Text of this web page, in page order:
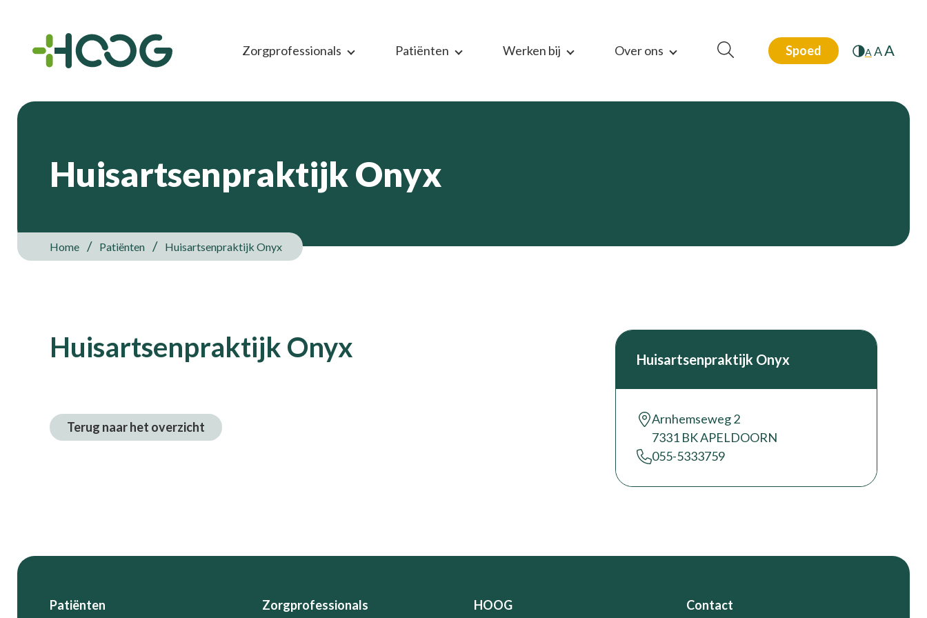
Zorgprofessionals Patiënten Werken bij Over ons Spoed A AA
Huisartsenpraktijk Onyx
Home Patiënten Huisartsenpraktijk Onyx
Huisartsenpraktijk Onyx
Terug naar het overzicht
Huisartsenpraktijk Onyx
Arnhemseweg 2
7331 BK APELDOORN
055-5333759
Footer
Patiënten Zorgprofessionals HOOG Contact